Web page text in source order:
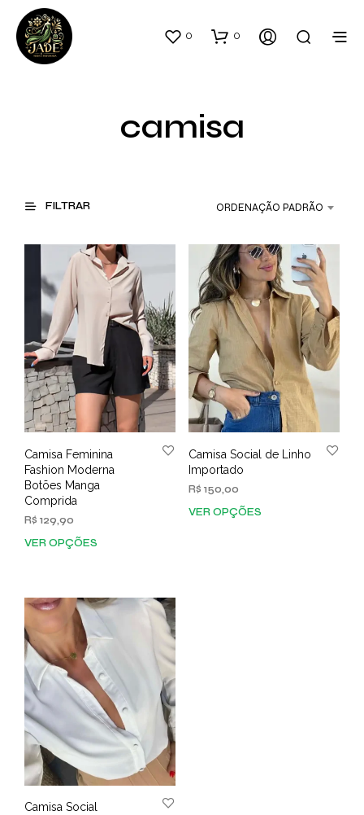
0 0
camisa
FILTRAR ORDENAÇÃO PADRÃO
Camisa Feminina
Fashion Moderna
Botões Manga
Comprida
R$ 129,90
VER OPÇÕES
várias
variantes.
As
opções
podem
ser
escolhidas
página
Camisa Social de Linho
Importado
R$ 150,00
VER OPÇÕES
Camisa Social